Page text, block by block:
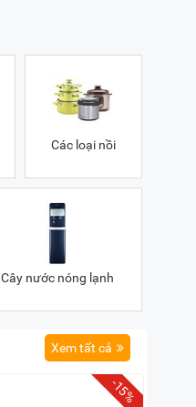
Các loại nồi
Cây nước nóng lạnh
Xem tất cả
-15%